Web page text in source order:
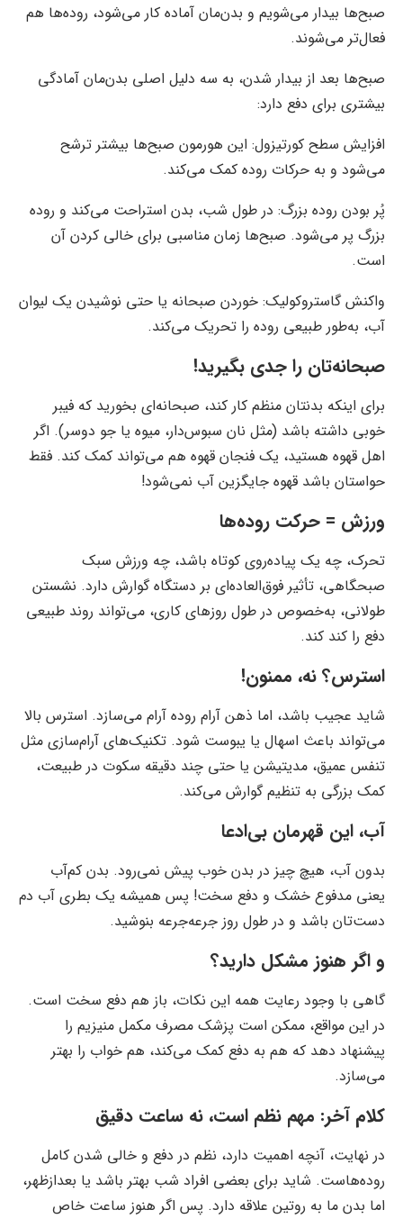
صبح‌ها بیدار می‌شویم و بدن‌مان آماده کار می‌شود، روده‌ها هم
فعال‌تر می‌شوند.
صبح‌ها بعد از بیدار شدن، به سه دلیل اصلی بدن‌مان آمادگی
بیشتری برای دفع دارد:
افزایش سطح کورتیزول: این هورمون صبح‌ها بیشتر ترشح
می‌شود و به حرکات روده کمک می‌کند.
پُر بودن روده بزرگ: در طول شب، بدن استراحت می‌کند و روده
بزرگ پر می‌شود. صبح‌ها زمان مناسبی برای خالی کردن آن
است.
واکنش گاستروکولیک: خوردن صبحانه یا حتی نوشیدن یک لیوان
آب، به‌طور طبیعی روده را تحریک می‌کند.
صبحانه‌تان را جدی بگیرید!
برای اینکه بدنتان منظم کار کند، صبحانه‌ای بخورید که فیبر
خوبی داشته باشد (مثل نان سبوس‌دار، میوه یا جو دوسر). اگر
اهل قهوه هستید، یک فنجان قهوه هم می‌تواند کمک کند. فقط
حواستان باشد قهوه جایگزین آب نمی‌شود!
ورزش = حرکت روده‌ها
تحرک، چه یک پیاده‌روی کوتاه باشد، چه ورزش سبک
صبحگاهی، تأثیر فوق‌العاده‌ای بر دستگاه گوارش دارد. نشستن
طولانی، به‌خصوص در طول روزهای کاری، می‌تواند روند طبیعی
دفع را کند کند.
استرس؟ نه، ممنون!
شاید عجیب باشد، اما ذهن آرام روده آرام می‌سازد. استرس بالا
می‌تواند باعث اسهال یا یبوست شود. تکنیک‌های آرام‌سازی مثل
تنفس عمیق، مدیتیشن یا حتی چند دقیقه سکوت در طبیعت،
کمک بزرگی به تنظیم گوارش می‌کند.
آب، این قهرمان بی‌ادعا
بدون آب، هیچ چیز در بدن خوب پیش نمی‌رود. بدن کم‌آب
یعنی مدفوع خشک و دفع سخت! پس همیشه یک بطری آب دم
دست‌تان باشد و در طول روز جرعه‌جرعه بنوشید.
و اگر هنوز مشکل دارید؟
گاهی با وجود رعایت همه این نکات، باز هم دفع سخت است.
در این مواقع، ممکن است پزشک مصرف مکمل منیزیم را
پیشنهاد دهد که هم به دفع کمک می‌کند، هم خواب را بهتر
می‌سازد.
کلام آخر: مهم نظم است، نه ساعت دقیق
در نهایت، آنچه اهمیت دارد، نظم در دفع و خالی شدن کامل
روده‌هاست. شاید برای بعضی افراد شب بهتر باشد یا بعدازظهر،
اما بدن ما به روتین علاقه دارد. پس اگر هنوز ساعت خاص